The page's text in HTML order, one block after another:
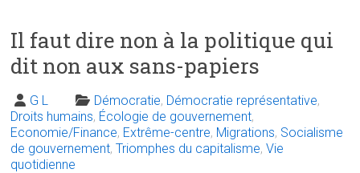
Il faut dire non à la politique qui
dit non aux sans-papiers
G L Démocratie, Démocratie représentative,
Droits humains, Écologie de gouvernement,
Economie/Finance, Extrême-centre, Migrations, Socialisme
de gouvernement,Triomphes du capitalisme,Vie
quotidienne